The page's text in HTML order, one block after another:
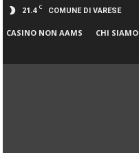
21.4 C COMUNE DI VARESE
CASINO NON AAMS CHI SIAMO